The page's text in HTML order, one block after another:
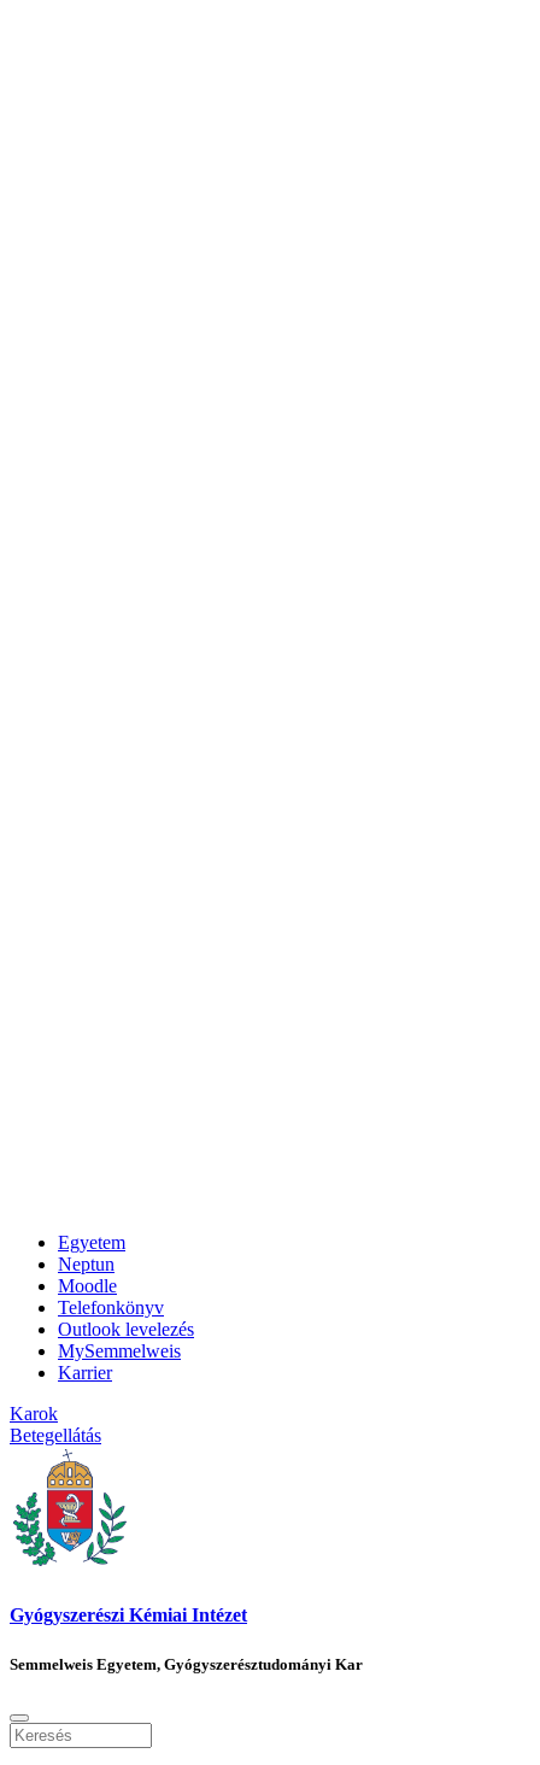
Egyetem
Neptun
Moodle
Telefonkönyv
Outlook levelezés
MySemmelweis
Karrier
Karok
Betegellátás
Gyógyszerészi Kémiai Intézet
Semmelweis Egyetem, Gyógyszerésztudományi Kar